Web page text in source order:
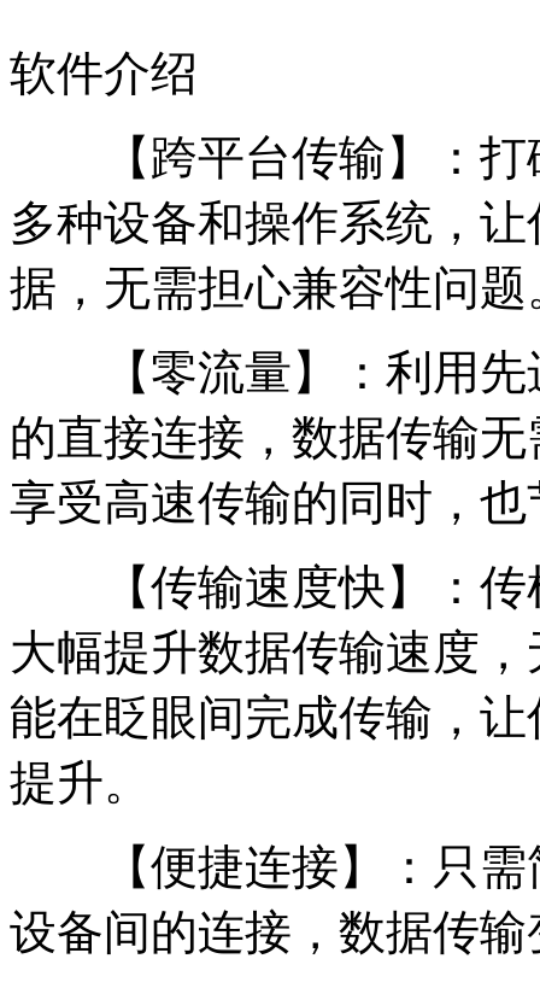
软件介绍
【跨平台传输】：打
多种设备和操作系统，
据，无需担心兼容性问题
【零流量】：利用先
的直接连接，数据传输
享受高速传输的同时，
【传输速度快】：传
大幅提升数据传输速度
能在眨眼间完成传输，
提升。
【便捷连接】：只需
设备间的连接，数据传